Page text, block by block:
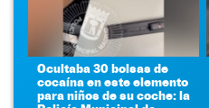
Ocultaba 30 bolsas de
cocaína en este elemento
para niños de su coche: la